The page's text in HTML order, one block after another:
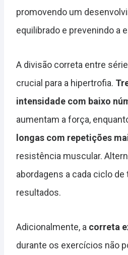
promovendo um
equilibrado e prevenindo a
A divisão correta entre
crucial para a hipertrofia.
intensidade com baixo
aumentam a força,
longas com repetições
resistência muscular.
abordagens a cada ciclo
resultados.
Adicionalmente, a correta
durante os exercícios não